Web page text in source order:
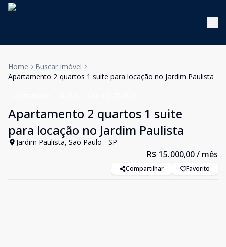
Home
Buscar imóvel
Apartamento 2 quartos 1 suite para locação no Jardim Paulista
Apartamento 2 quartos 1 suite
para locação no Jardim Paulista
Jardim Paulista, São Paulo - SP
R$ 15.000,00/ mês
Compartilhar Favorito